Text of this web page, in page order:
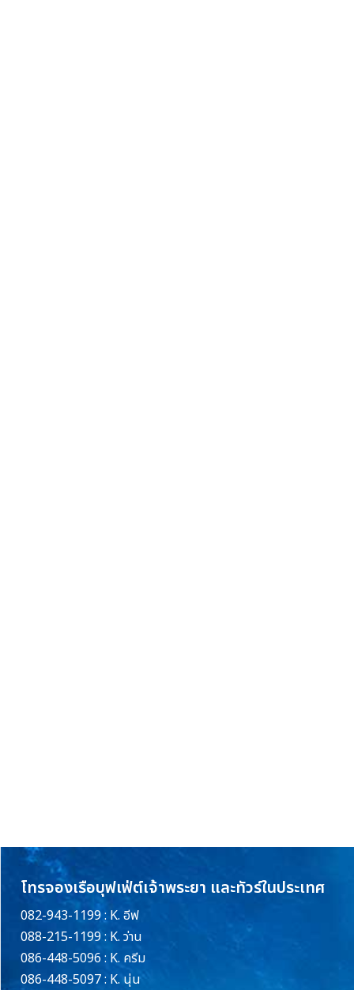
โทรจองเรือบุฟเฟ่ต์เจ้าพระยา และทัวร์ในประเทศ
082-943-1199 : K. อีฟ
088-215-1199 : K. ว่าน
086-448-5096 : K. ครีม
086-448-5097 : K. นุ่น